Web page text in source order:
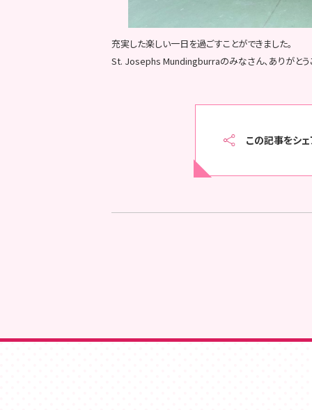
充実した楽しい一日を過ごすことができました。
St. Josephs Mundingburraのみなさん、ありがとう
この記事をシ